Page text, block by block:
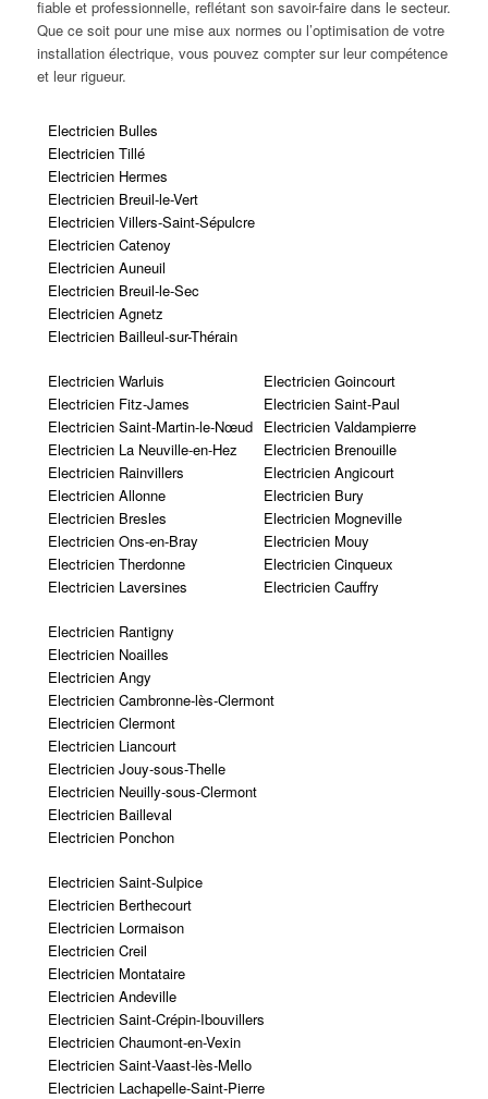
fiable et professionnelle, reflétant son savoir-faire dans le secteur.
Que ce soit pour une mise aux normes ou l’optimisation de votre
installation électrique, vous pouvez compter sur leur compétence
et leur rigueur.
Electricien Bulles
Electricien Tillé
Electricien Hermes
Electricien Breuil-le-Vert
Electricien Villers-Saint-Sépulcre
Electricien Catenoy
Electricien Auneuil
Electricien Breuil-le-Sec
Electricien Agnetz
Electricien Bailleul-sur-Thérain
Electricien Warluis
Electricien Fitz-James
Electricien Saint-Martin-le-Nœud
Electricien La Neuville-en-Hez
Electricien Rainvillers
Electricien Allonne
Electricien Bresles
Electricien Ons-en-Bray
Electricien Therdonne
Electricien Laversines
Electricien Goincourt
Electricien Saint-Paul
Electricien Valdampierre
Electricien Brenouille
Electricien Angicourt
Electricien Bury
Electricien Mogneville
Electricien Mouy
Electricien Cinqueux
Electricien Cauffry
Electricien Rantigny
Electricien Noailles
Electricien Angy
Electricien Cambronne-lès-Clermont
Electricien Clermont
Electricien Liancourt
Electricien Jouy-sous-Thelle
Electricien Neuilly-sous-Clermont
Electricien Bailleval
Electricien Ponchon
Electricien Saint-Sulpice
Electricien Berthecourt
Electricien Lormaison
Electricien Creil
Electricien Montataire
Electricien Andeville
Electricien Saint-Crépin-Ibouvillers
Electricien Chaumont-en-Vexin
Electricien Saint-Vaast-lès-Mello
Electricien Lachapelle-Saint-Pierre